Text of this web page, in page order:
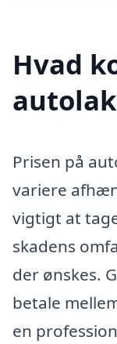
Hvad
Prisen på
variere
vigtigt at
skadens
der ønskes.
betale
en